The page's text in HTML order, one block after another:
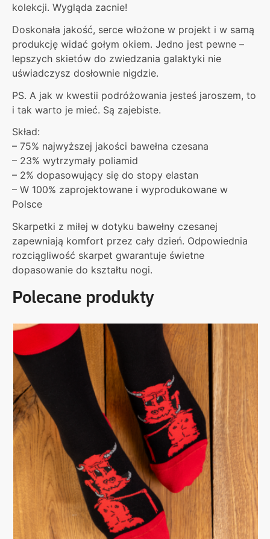
kolekcji. Wygląda zacnie!
Doskonała jakość, serce włożone w projekt i w samą
produkcję widać gołym okiem. Jedno jest pewne –
lepszych skietów do zwiedzania galaktyki nie
uświadczysz dosłownie nigdzie.
PS. A jak w kwestii podróżowania jesteś jaroszem, to
i tak warto je mieć. Są zajebiste.
Skład:
– 75% najwyższej jakości bawełna czesana
– 23% wytrzymały poliamid
– 2% dopasowujący się do stopy elastan
– W 100% zaprojektowane i wyprodukowane w
Polsce
Skarpetki z miłej w dotyku bawełny czesanej
zapewniają komfort przez cały dzień. Odpowiednia
rozciągliwość skarpet gwarantuje świetne
dopasowanie do kształtu nogi.
Polecane produkty